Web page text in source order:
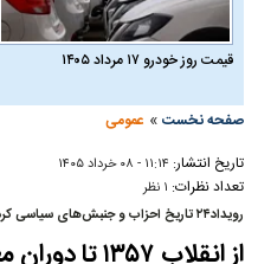
قیمت روز خودرو ۱۷ مرداد ۱۴۰۵
صفحه نخست » عمومی
تاریخ انتشار: ۱۱:۱۴ - ۰۸ خرداد ۱۴۰۵
تعداد نظرات: ۱ نظر
رویداد۲۴ تاریخ احزاب و جنبش‌های سیاسی کردستان ایران را شرح می دهد؛
از انقلاب